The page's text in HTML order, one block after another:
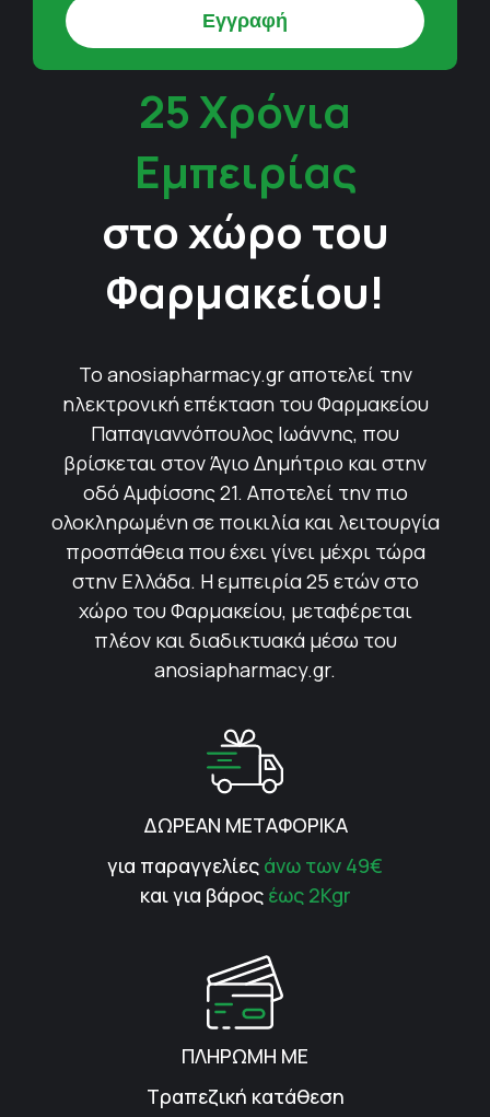
25 Χρόνια
Εμπειρίας
στο χώρο του
Φαρμακείου!
Το anosiapharmacy.gr αποτελεί την
ηλεκτρονική επέκταση του Φαρμακείου
Παπαγιαννόπουλος Ιωάννης, που
βρίσκεται στον Άγιο Δημήτριο και στην
οδό Αμφίσσης 21. Αποτελεί την πιο
ολοκληρωμένη σε ποικιλία και λειτουργία
προσπάθεια που έχει γίνει μέχρι τώρα
στην Ελλάδα. Η εμπειρία 25 ετών στο
χώρο του Φαρμακείου, μεταφέρεται
πλέον και διαδικτυακά μέσω του
anosiapharmacy.gr.
ΔΩΡΕΑΝ ΜΕΤΑΦΟΡΙΚΑ
για παραγγελίες άνω των 49€
και για βάρος έως 2Kgr
ΠΛΗΡΩΜΗ ΜΕ
Τραπεζική κατάθεση